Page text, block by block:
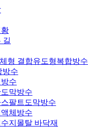
길
형 결합유도형복합방수
방수
수
막방수
팔트도막방수
체방수
지몰탈 바닥재